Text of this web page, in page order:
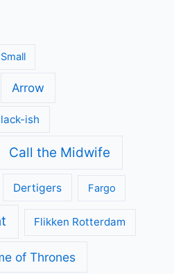
Arrow
ish
Call the Midwife
Dertigers Fargo
Flikken Rotterdam
of Thrones